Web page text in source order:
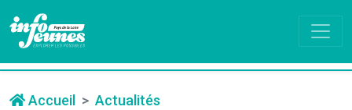
Accueil
Actualités